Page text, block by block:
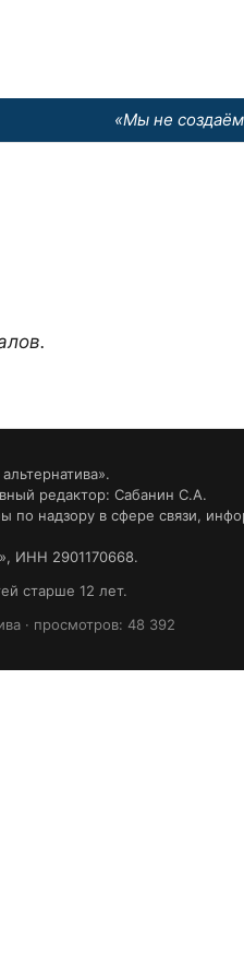
«Мы не
редактор: Сабанин С.А.
надзору в сфере связи,
ИНН 2901170668.
старше 12 лет.
· просмотров: 48 392